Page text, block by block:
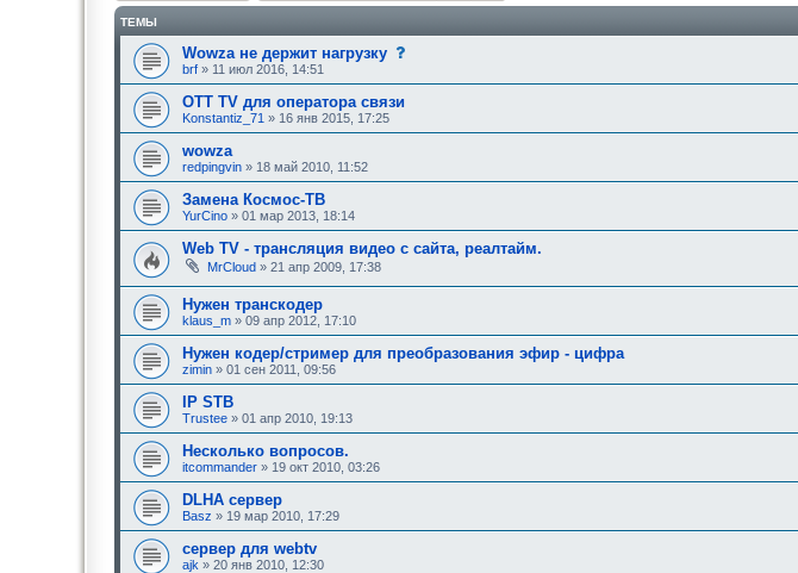
ТЕМЫ
Wowza не держит нагрузку
н
,
б
у
д
о
я
brf » 11 июл 2016, 14:51
OTT TV для оператора связи
Konstantiz_71 » 16 янв 2015, 17:25
wowza
redpingvin » 18 май 2010, 11:52
Замена Космос-ТВ
YurCino » 01 мар 2013, 18:14
Web TV - трансляция видео с сайта, реалтайм.
MrCloud » 21 апр 2009, 17:38
Нужен транскодер
klaus_m » 09 апр 2012, 17:10
Нужен кодер/стример для преобразования эфир - цифра
zimin » 01 сен 2011, 09:56
IP STB
Trustee » 01 апр 2010, 19:13
Несколько вопросов.
itcommander » 19 окт 2010, 03:26
DLHA сервер
Basz » 19 мар 2010, 17:29
сервер для webtv
ajk » 20 янв 2010, 12:30